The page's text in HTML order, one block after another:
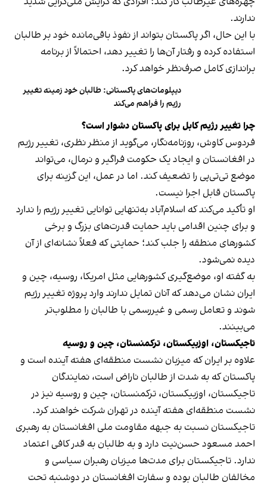
ندارند.
با این حال، اگر پاکستان بتواند از نفوذ باقی‌مانده خود بر طالبان
استفاده کرده و رفتار آن‌ها را تغییر دهد، احتمالاً از برنامه
براندازی کامل صرف‌نظر خواهد کرد.
دیپلومات‌های پاکستانی: طالبان خود زمینه تغییر
رژیم را فراهم می‌کند
چرا تغییر رژیم کابل برای پاکستان دشوار است؟
فردوس کاوش، روزنامه‌نگار، می‌گوید از منظر نظری، تغییر رژیم
در افغانستان و ایجاد یک حکومت فراگیر و نرمال، می‌تواند
موضع تی‌تی‌پی را تضعیف کند. اما در عمل، این گزینه برای
پاکستان قابل اجرا نیست.
او تأکید می‌کند که اسلام‌آباد به‌تنهایی توانایی تغییر رژیم را ندارد
و برای چنین اقدامی باید حمایت قدرت‌های بزرگ و برخی
کشورهای منطقه را جلب کند؛ حمایتی که فعلاً نشانه‌ای از آن
دیده نمی‌شود.
به گفته او، موضع‌گیری کشورهایی مثل امریکا، روسیه، چین و
ایران نشان می‌دهد که آنان تمایل ندارند وارد پروژه تغییر رژیم
شوند و تعامل رسمی و غیررسمی با طالبان را مطلوب‌تر
می‌بینند.
تاجیکستان، اوزبیکستان، ترکمنستان، چین و روسیه
علاوه بر ایران که میزبان نشست منطقه‌ای هفته آینده است و
پاکستان که به شدت از طالبان ناراض است، نمایندگان
تاجیکستان، اوزبیکستان، ترکمنستان، چین و روسیه نیز در
نشست منطقه‌ای هفته آینده در تهران شرکت خواهند کرد.
تاجیکستان نسبت به جبهه مقاومت ملی افغانستان به رهبری
احمد مسعود حسن‌نیت دارد و به طالبان به قدر کافی اعتماد
ندارد. تاجیکستان برای مدت‌ها میزبان رهبران سیاسی و
مخالفان طالبان بوده و سفارت افغانستان در دوشنبه تحت